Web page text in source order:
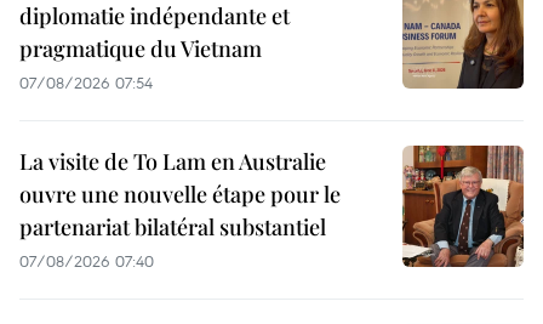
diplomatie indépendante et
pragmatique du Vietnam
07/08/2026 07:54
La visite de To Lam en Australie
ouvre une nouvelle étape pour le
partenariat bilatéral substantiel
07/08/2026 07:40